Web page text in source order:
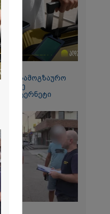
სამოგზაურო
მიიღე
ინტერნეტი